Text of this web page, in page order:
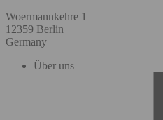
Woermannkehre 1
12359 Berlin
Germany
Über uns